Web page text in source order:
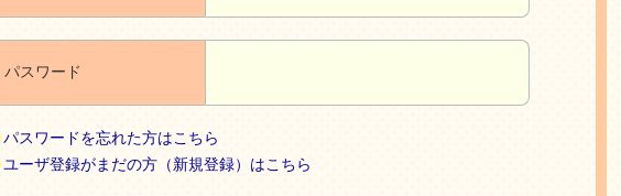
パスワード
パスワードを忘れた方はこちら
ユーザ登録がまだの方（新規登録）はこちら